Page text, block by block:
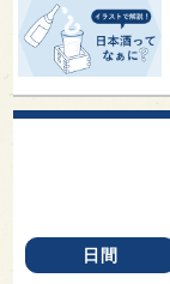
日間